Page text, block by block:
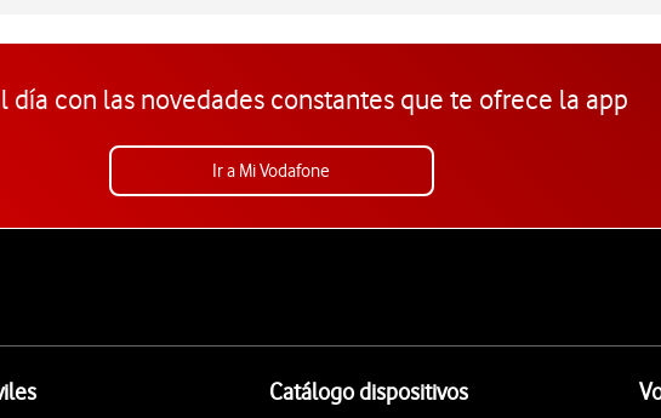
día con las novedades constantes que te ofrece la app
Ir a Mi Vodafone
Catálogo dispositivos